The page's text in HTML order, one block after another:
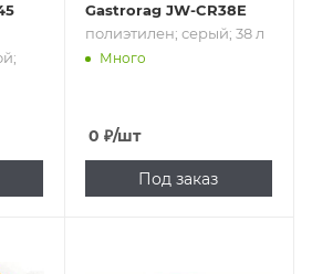
Gastrorag JW-CR38E
полиэтилен; серый; 38 л
Много
0 ₽/шт
Под заказ